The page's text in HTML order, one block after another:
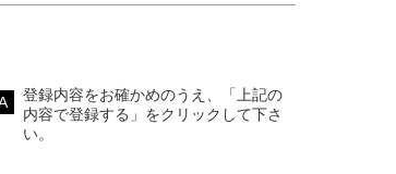
登録内容をお確かめのうえ、「上記の
内容で登録する」をクリックして下さ
い。